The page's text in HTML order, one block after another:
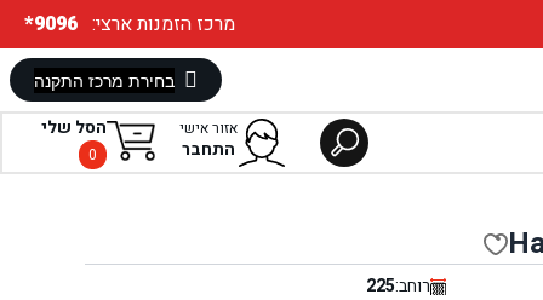
*9096 :מרכז הזמנות ארצי
הסל שלי
0
אזור אישי
התחבר
רוחב:225